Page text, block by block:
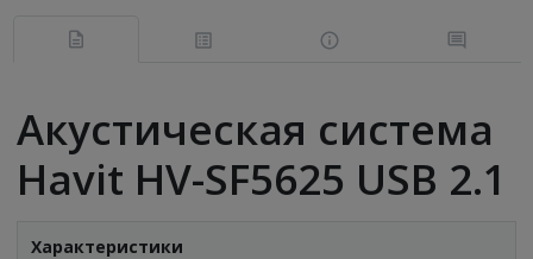
Акустическая система
Havit HV-SF5625 USB 2.1
Характеристики